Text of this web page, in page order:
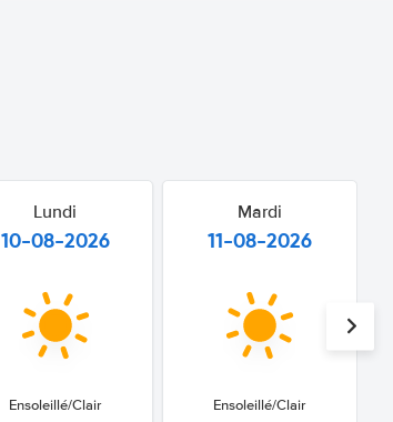
Lundi
10-08-2026
Ensoleillé/Clair
Mardi
11-08-2026
Ensoleillé/Clair